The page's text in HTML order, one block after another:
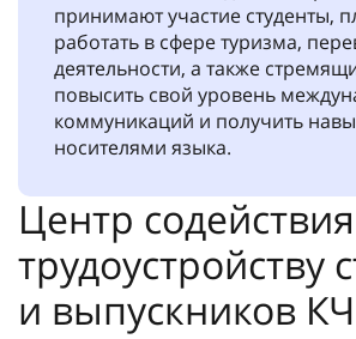
принимают участие студенты,
работать в сфере туризма,
деятельности, а также
повысить свой уровень
коммуникаций и получить
носителями языка.
Центр содействия
трудоустройству
и выпускников